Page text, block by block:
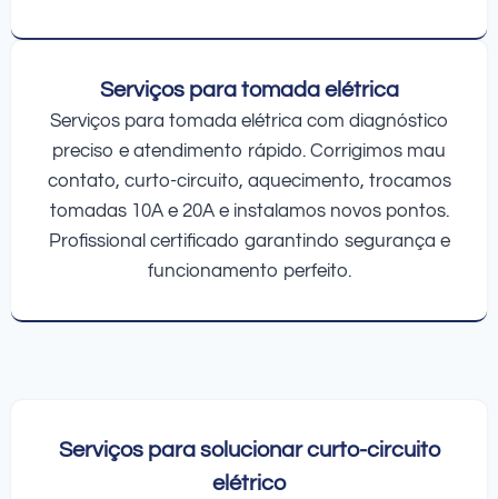
Serviços para tomada elétrica
Serviços para tomada elétrica com diagnóstico
preciso e atendimento rápido. Corrigimos mau
contato, curto-circuito, aquecimento, trocamos
tomadas 10A e 20A e instalamos novos pontos.
Profissional certificado garantindo segurança e
funcionamento perfeito.
Serviços para solucionar curto-circuito
elétrico